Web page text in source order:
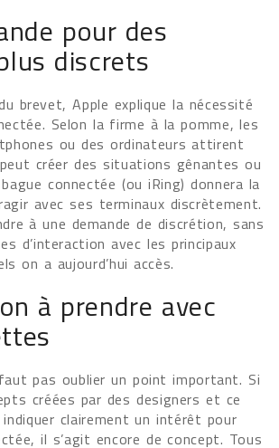
pour des
discrets
brevet, Apple explique la nécessité
Selon la firme à la pomme, les
ou des ordinateurs attirent
créer des situations gênantes ou
connectée (ou iRing) donnera la
avec ses terminaux discrètement.
à une demande de discrétion, sans
d’interaction avec les principaux
on a aujourd’hui accès.
à prendre avec
pas oublier un point important. Si
créées par des designers et ce
clairement un intérêt pour
il s’agit encore de concept. Tous